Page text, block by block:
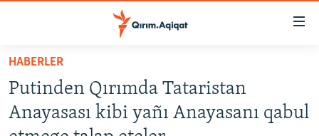
Esas
qaytmaq
Baş
navigatsiyağa
HABERLER
İQTİSADİYAT
HABERLER
Putinden Qırımda Tataristan
Anayasası kibi yañı Anayasanı qabul